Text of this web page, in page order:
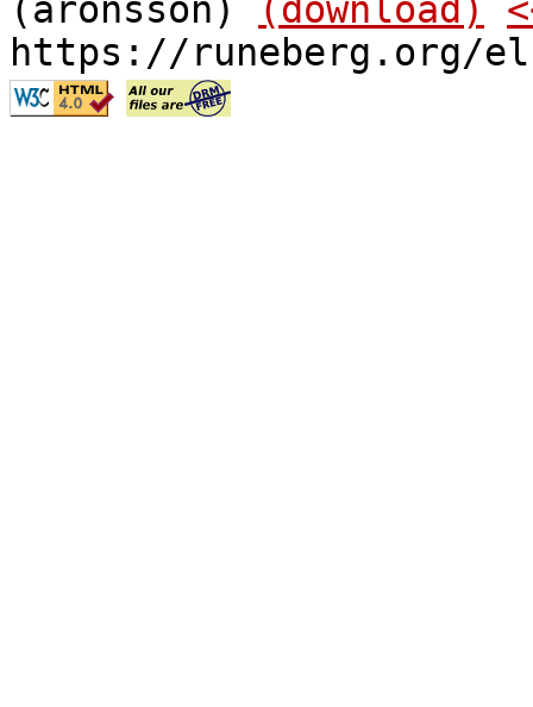
(aronsson)
(download)
https://runeberg.org/